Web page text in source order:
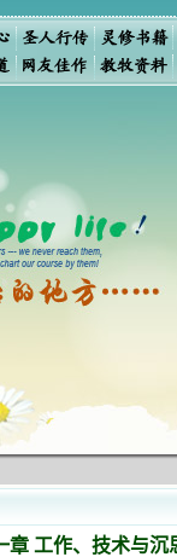
章 工作、技术与沉